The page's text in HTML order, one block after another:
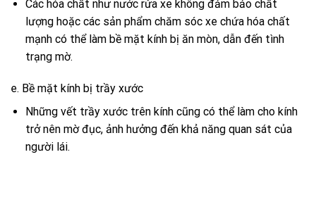
Các hóa chất như nước rửa xe không đảm bảo chất
lượng hoặc các sản phẩm chăm sóc xe chứa hóa chất
mạnh có thể làm bề mặt kính bị ăn mòn, dẫn đến tình
trạng mờ.
e. Bề mặt kính bị trầy xước
Những vết trầy xước trên kính cũng có thể làm cho kính
trở nên mờ đục, ảnh hưởng đến khả năng quan sát của
người lái.